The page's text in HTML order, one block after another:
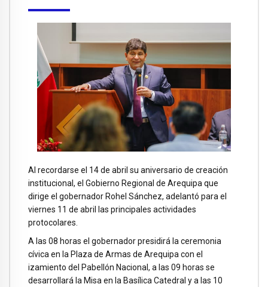
Al recordarse el 14 de abril su aniversario de creación
institucional, el Gobierno Regional de Arequipa que
dirige el gobernador Rohel Sánchez, adelantó para el
viernes 11 de abril las principales actividades
protocolares.
A las 08 horas el gobernador presidirá la ceremonia
cívica en la Plaza de Armas de Arequipa con el
izamiento del Pabellón Nacional, a las 09 horas se
desarrollará la Misa en la Basílica Catedral y a las 10